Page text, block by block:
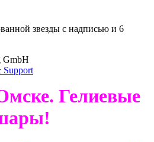
звезды с надписью и 6
GmbH
Support
Гелиевые